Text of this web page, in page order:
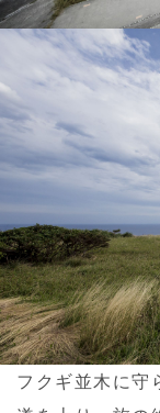
フクギ並木に守